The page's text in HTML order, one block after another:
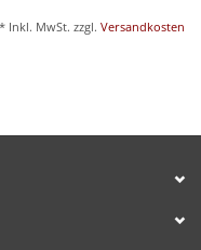
* Inkl. MwSt. zzgl. Versandkosten